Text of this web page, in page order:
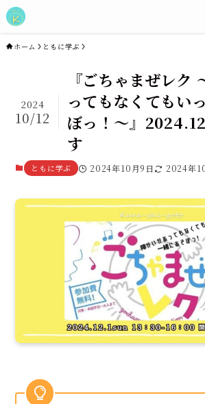
ホーム ともに学ぶ
『ごちゃまぜレク
ってもなくてもい
ぼっ！～』
す
2024
10/12
ともに学ぶ 2024年10月9日 2024年